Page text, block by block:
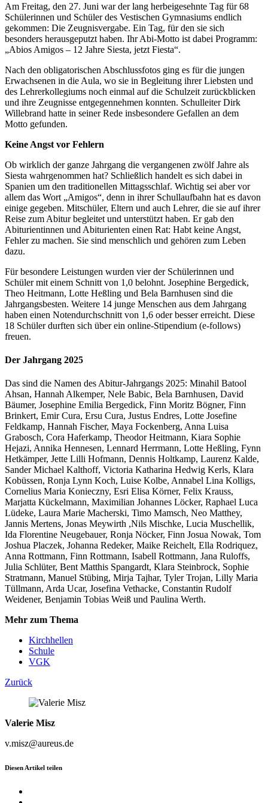
Am Freitag, den 27. Juni war der lang herbeigesehnte Tag für 68
Schülerinnen und Schüler des Vestischen Gymnasiums endlich
gekommen: Die Zeugnisvergabe. Ein Tag, für den sie sich
besonders herausgeputzt haben. Ihr Abi-Motto ist dabei Programm:
„Abios Amigos – 12 Jahre Siesta, jetzt Fiesta“.
Nach den obligatorischen Abschlussfotos ging es für die jungen
Erwachsenen in die Aula, wo sie in Begleitung ihrer Liebsten und
des Lehrerkollegiums noch einmal auf die Schulzeit zurückblicken
und ihre Zeugnisse entgegennehmen konnten. Schulleiter Dirk
Willebrand hatte in seiner Rede insbesondere Gefallen an dem
Motto gefunden.
Keine Angst vor Fehlern
Ob wirklich der ganze Jahrgang die vergangenen zwölf Jahre als
Siesta wahrgenommen hat? Schließlich handelt es sich dabei in
Spanien um den traditionellen Mittagsschlaf. Wichtig sei aber vor
allem das Wort „Amigos“, denn in ihrer Schullaufbahn hat es davon
einige gegeben. Mitschüler, Eltern und auch Lehrer, die sie auf ihrer
Reise zum Abitur begleitet und unterstützt haben. Er gab den
Abiturientinnen und Abiturienten einen Rat: Habt keine Angst,
Fehler zu machen. Sie sind menschlich und gehören zum Leben
dazu.
Für besondere Leistungen wurden vier der Schülerinnen und
Schüler mit einem Schnitt von 1,0 belohnt. Josephine Bergedick,
Theo Heitmann, Lotte Heßling und Bela Barnhusen sind die
Jahrgangsbesten. Weitere 14 junge Menschen aus dem Jahrgang
haben einen Notendurchschnitt von 1,6 oder besser erreicht. Diese
18 Schüler durften sich über ein online-Stipendium (e-follows)
freuen.
Der Jahrgang 2025
Das sind die Namen des Abitur-Jahrgangs 2025: Minahil Batool
Ahsan, Hannah Alkemper, Nele Babic, Bela Barnhusen, David
Bäumer, Josephine Emilia Bergedick, Finn Moritz Bögner, Finn
Brinkert, Emir Cura, Ersu Cura, Justus Endres, Lotte Josefine
Feldkamp, Hannah Fischer, Maya Fockenberg, Anna Luisa
Grabosch, Cora Haferkamp, Theodor Heitmann, Kiara Sophie
Hejazi, Annika Hennesen, Lennard Herrmann, Lotte Heßling, Fynn
Hetkämper, Jette Lilli Hofmann, Dennis Holtkamp, Laurenz Kalde,
Sander Michael Kalthoff, Victoria Katharina Hedwig Kerls, Klara
Kobüssen, Ronja Lynn Koch, Luise Kolbe, Annabel Lina Kolligs,
Cornelius Maria Konieczny, Esri Elisa Körner, Felix Krauss,
Marjatta Kückelmann, Maximilian Johannes Löcker, Raphael Luca
Lüdeke, Laura Marie Macherski, Timo Mamsch, Neo Matthey,
Jannis Mertens, Jonas Meywirth ,Nils Mischke, Lucia Muschellik,
Ida Florentine Neugebauer, Ronja Nöcker, Finn Josua Nowak, Tom
Joshua Placzek, Johanna Redeker, Maike Reichelt, Ella Rodriquez,
Anna Rottmann, Finn Rottmann, Isabell Rottmann, Jana Ruloffs,
Julia Schlüter, Bent Matthis Spangardt, Klara Steinbrock, Sophie
Stratmann, Manuel Stübing, Mirja Tajhar, Tyler Trojan, Lilly Maria
Tüllmann, Arda Ucar, Josefina Vethacke, Constantin Rudolf
Weidener, Benjamin Tobias Weiß und Paulina Werth.
Mehr zum Thema
Kirchhellen
Schule
VGK
Zurück
Valerie Misz
v.misz@aureus.de
Diesen Artikel teilen